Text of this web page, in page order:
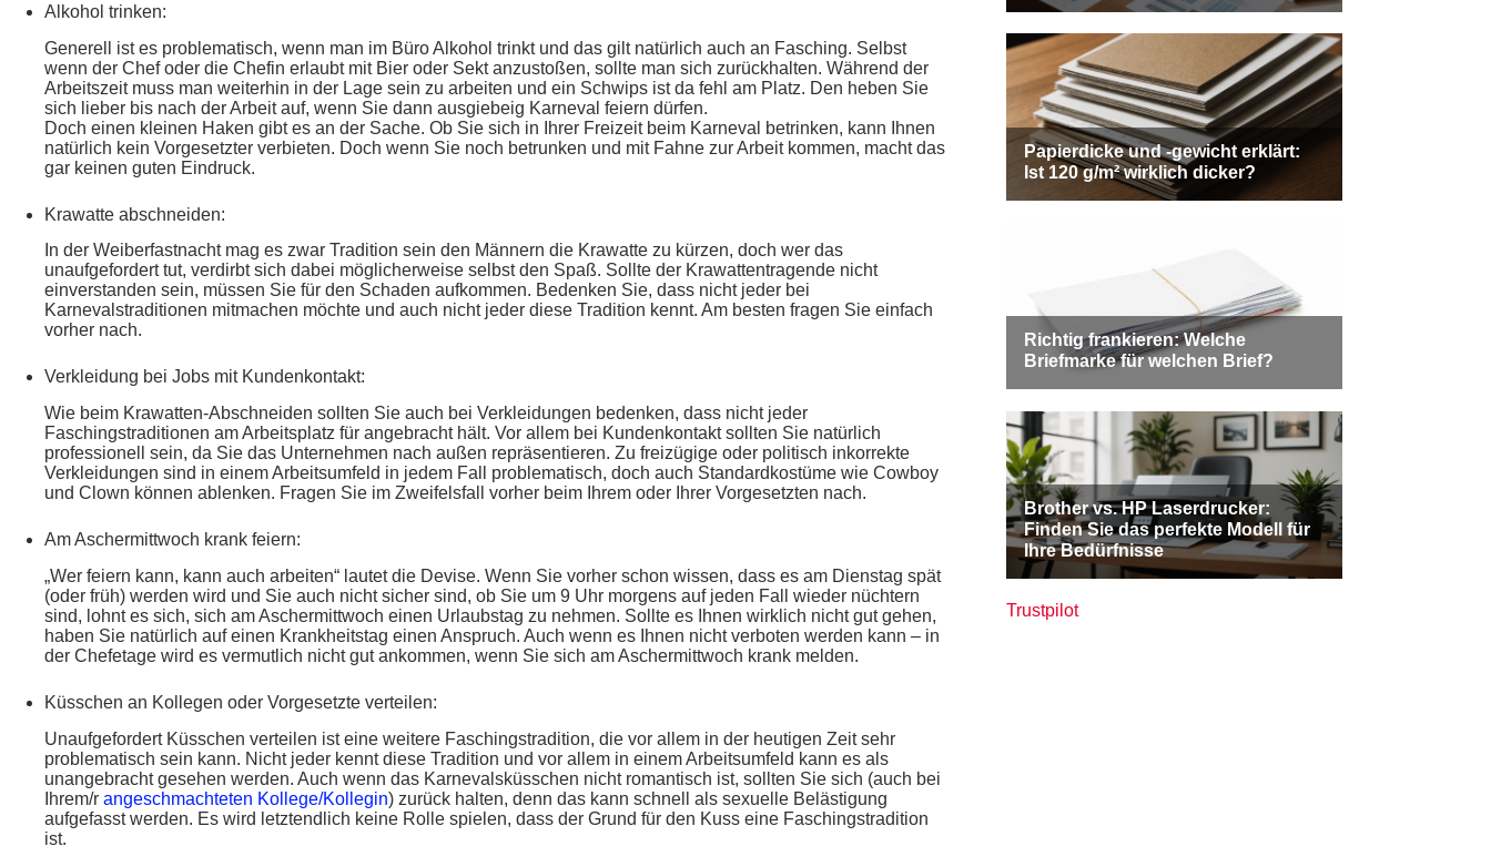
Alkohol trinken:
Generell ist es problematisch, wenn man im Büro Alkohol trinkt und das gilt natürlich auch an Fasching. Selbst
wenn der Chef oder die Chefin erlaubt mit Bier oder Sekt anzustoßen, sollte man sich zurückhalten. Während der
Arbeitszeit muss man weiterhin in der Lage sein zu arbeiten und ein Schwips ist da fehl am Platz. Den heben Sie
sich lieber bis nach der Arbeit auf, wenn Sie dann ausgiebeig Karneval feiern dürfen.
Doch einen kleinen Haken gibt es an der Sache. Ob Sie sich in Ihrer Freizeit beim Karneval betrinken, kann Ihnen
natürlich kein Vorgesetzter verbieten. Doch wenn Sie noch betrunken und mit Fahne zur Arbeit kommen, macht das
gar keinen guten Eindruck.
Krawatte abschneiden:
In der Weiberfastnacht mag es zwar Tradition sein den Männern die Krawatte zu kürzen, doch wer das
unaufgefordert tut, verdirbt sich dabei möglicherweise selbst den Spaß. Sollte der Krawattentragende nicht
einverstanden sein, müssen Sie für den Schaden aufkommen. Bedenken Sie, dass nicht jeder bei
Karnevalstraditionen mitmachen möchte und auch nicht jeder diese Tradition kennt. Am besten fragen Sie einfach
vorher nach.
Verkleidung bei Jobs mit Kundenkontakt:
Wie beim Krawatten-Abschneiden sollten Sie auch bei Verkleidungen bedenken, dass nicht jeder
Faschingstraditionen am Arbeitsplatz für angebracht hält. Vor allem bei Kundenkontakt sollten Sie natürlich
professionell sein, da Sie das Unternehmen nach außen repräsentieren. Zu freizügige oder politisch inkorrekte
Verkleidungen sind in einem Arbeitsumfeld in jedem Fall problematisch, doch auch Standardkostüme wie Cowboy
und Clown können ablenken. Fragen Sie im Zweifelsfall vorher beim Ihrem oder Ihrer Vorgesetzten nach.
Am Aschermittwoch krank feiern:
„Wer feiern kann, kann auch arbeiten“ lautet die Devise. Wenn Sie vorher schon wissen, dass es am Dienstag spät
(oder früh) werden wird und Sie auch nicht sicher sind, ob Sie um 9 Uhr morgens auf jeden Fall wieder nüchtern
sind, lohnt es sich, sich am Aschermittwoch einen Urlaubstag zu nehmen. Sollte es Ihnen wirklich nicht gut gehen,
haben Sie natürlich auf einen Krankheitstag einen Anspruch. Auch wenn es Ihnen nicht verboten werden kann – in
der Chefetage wird es vermutlich nicht gut ankommen, wenn Sie sich am Aschermittwoch krank melden.
Küsschen an Kollegen oder Vorgesetzte verteilen:
Unaufgefordert Küsschen verteilen ist eine weitere Faschingstradition, die vor allem in der heutigen Zeit sehr
problematisch sein kann. Nicht jeder kennt diese Tradition und vor allem in einem Arbeitsumfeld kann es als
unangebracht gesehen werden. Auch wenn das Karnevalsküsschen nicht romantisch ist, sollten Sie sich (auch bei
Ihrem/r angeschmachteten Kollege/Kollegin) zurück halten, denn das kann schnell als sexuelle Belästigung
aufgefasst werden. Es wird letztendlich keine Rolle spielen, dass der Grund für den Kuss eine Faschingstradition
ist.
Trustpilot